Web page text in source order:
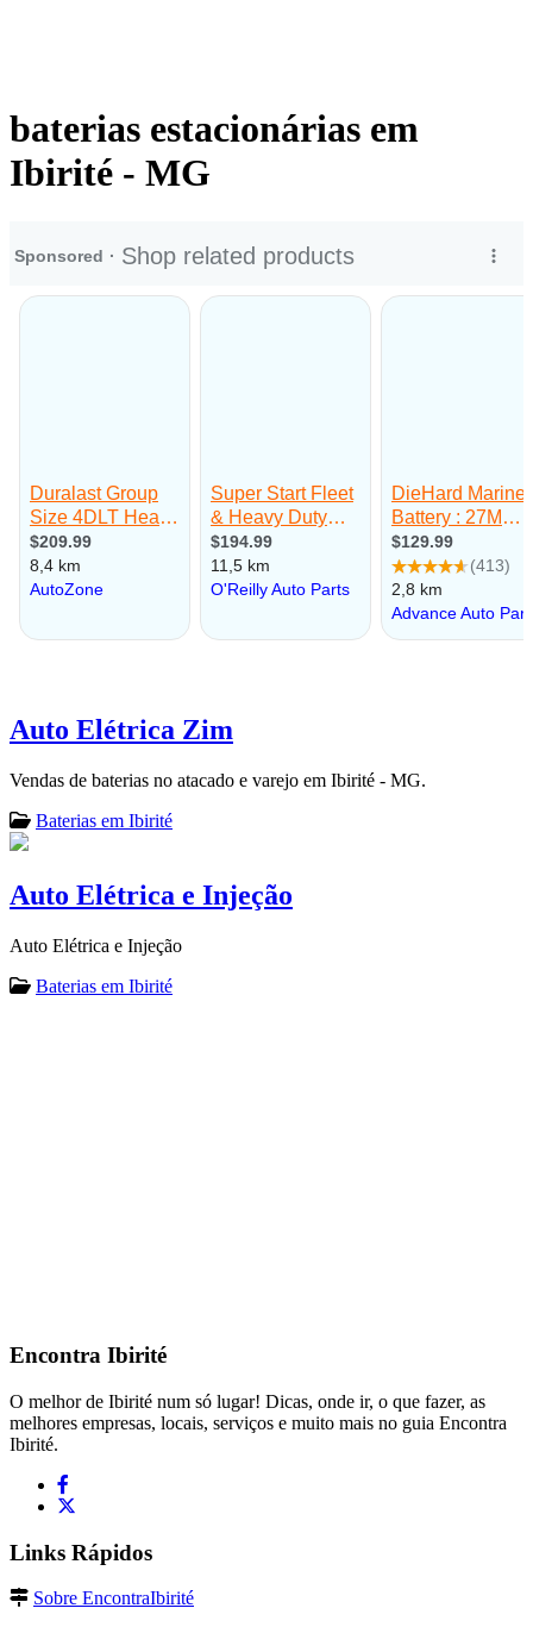
baterias estacionárias em
Ibirité - MG
Auto Elétrica Zim
Vendas de baterias no atacado e varejo em Ibirité - MG.
Baterias em Ibirité
Auto Elétrica e Injeção
Auto Elétrica e Injeção
Baterias em Ibirité
Encontra Ibirité
O melhor de Ibirité num só lugar! Dicas, onde ir, o que fazer, as
melhores empresas, locais, serviços e muito mais no guia Encontra
Ibirité.
Links Rápidos
Sobre EncontraIbirité